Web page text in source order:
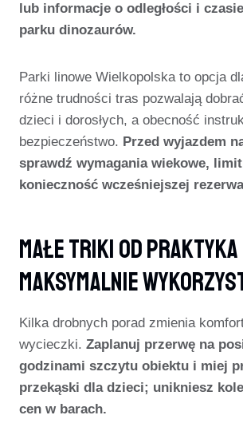
lub informacje o odległości i
parku dinozaurów.
Parki linowe Wielkopolska to opcja
różne trudności tras pozwalają
dzieci i dorosłych, a obecność
bezpieczeństwo. Przed wyjazdem
sprawdź wymagania wiekowe,
konieczność wcześniejszej
Małe Triki Od
Maksymalnie
Kilka drobnych porad zmienia
wycieczki. Zaplanuj przerwę na
godzinami szczytu obiektu i miej
przekąski dla dzieci; unikniesz
cen w barach.